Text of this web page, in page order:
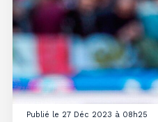
Publié le 27 Déc 2023 à 08h25